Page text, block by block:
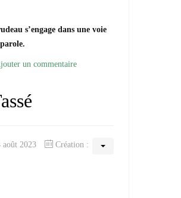
s’engage dans une voie
un commentaire
2023
Création :